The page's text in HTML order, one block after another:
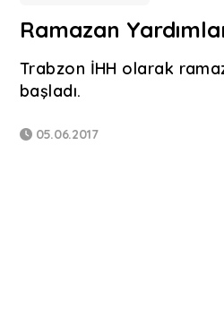
Ramazan
Trabzon İHH olarak
başladı.
05.06.2017